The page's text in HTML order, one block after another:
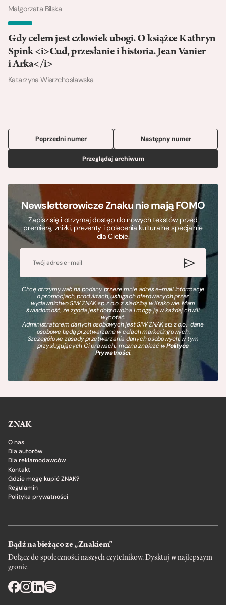
Małgorzata Bilska
Gdy celem jest człowiek ubogi. O książce Kathryn
Spink <i>Cud, przesłanie i historia. Jean Vanier
i Arka</i>
Katarzyna Wierzchosławska
Poprzedni numer
Przeglądaj archiwum
Następny numer
Newsletterowicze Znaku nie mają FOMO
Zapisz się i otrzymaj dostęp do nowych tekstów przed
premierą, zniżki, prezenty i polecenia kulturalne specjalnie
dla Ciebie.
Chcę otrzymywać na podany przeze mnie adres e-mail informacje
o promocjach, produktach, usługach oferowanych przez
wydawnictwo SIW ZNAK sp. z o.o. z siedzibą w Krakowie. Mam
świadomość, że zgoda jest dobrowolna i mogę ją w każdej chwili
wycofać.
Administratorem danych osobowych jest SIW ZNAK sp. z o.o., dane
osobowe będą przetwarzane w celach marketingowych.
Szczegółowe zasady przetwarzania danych osobowych, w tym
przysługujących Ci prawach, można znaleźć wPolityce
Prywatności.
ZNAK
O nas
Dla autorów
Dla reklamodawców
Kontakt
Gdzie mogę kupić ZNAK?
Regulamin
Polityka prywatności
Bądź na bieżąco ze „Znakiem”
Dołącz do społeczności naszych czytelnikow. Dysktuj w najlepszym
gronie